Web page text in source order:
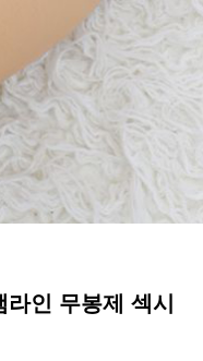
인 무봉제 섹시